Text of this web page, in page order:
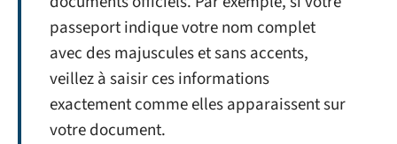
passeport indique votre nom complet
avec des majuscules et sans accents,
veillez à saisir ces informations
exactement comme elles apparaissent sur
votre document.